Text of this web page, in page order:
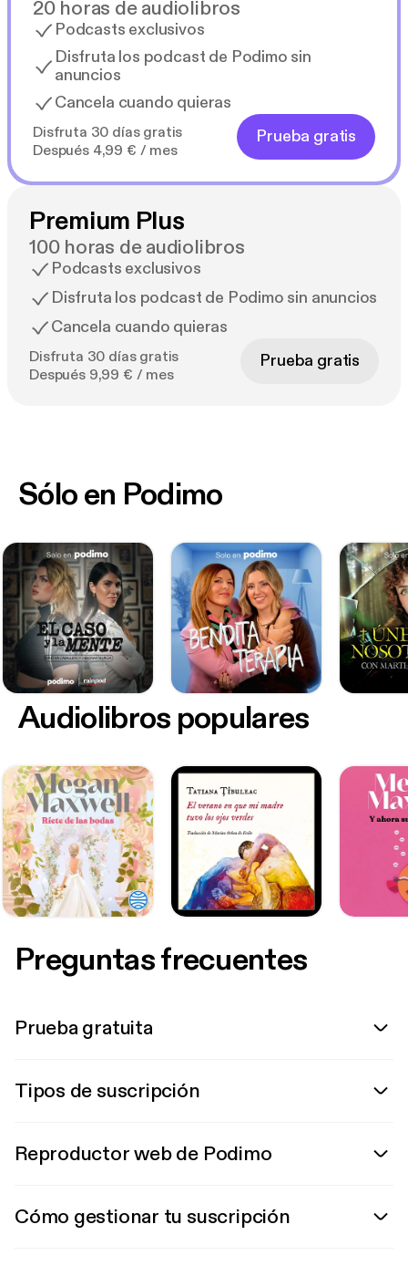
20 horas de audiolibros
Podcasts exclusivos
Disfruta los podcast de Podimo sin
anuncios
Cancela cuando quieras
Disfruta 30 días gratis
Después 4,99 € / mes
Prueba gratis
Premium Plus
100 horas de audiolibros
Podcasts exclusivos
Disfruta los podcast de Podimo sin anuncios
Cancela cuando quieras
Disfruta 30 días gratis
Después 9,99 € / mes
Prueba gratis
Sólo en Podimo
Audiolibros populares
Preguntas frecuentes
Prueba gratuita
Tipos de suscripción
Reproductor web de Podimo
Cómo gestionar tu suscripción